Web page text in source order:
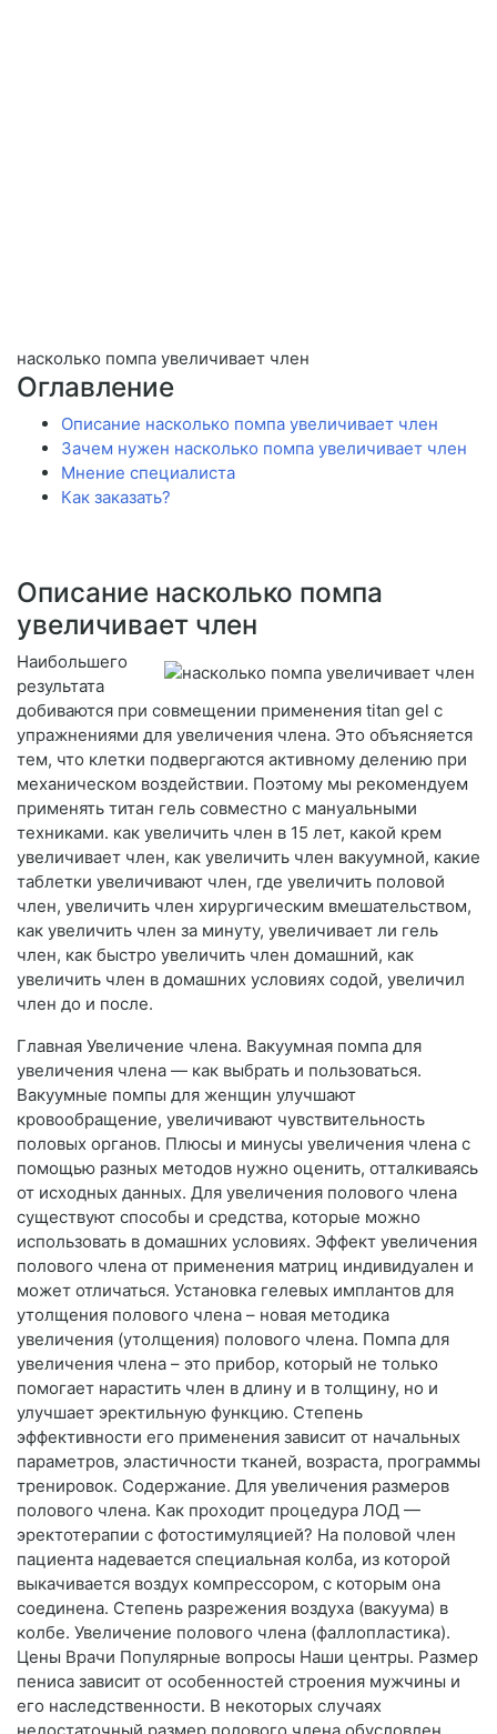
насколько помпа увеличивает член
Оглавление
Описание насколько помпа увеличивает член
Зачем нужен насколько помпа увеличивает член
Мнение специалиста
Как заказать?
Описание насколько помпа
увеличивает член
Наибольшего
результата
добиваются при совмещении применения titan gel с
упражнениями для увеличения члена. Это объясняется
тем, что клетки подвергаются активному делению при
механическом воздействии. Поэтому мы рекомендуем
применять титан гель совместно с мануальными
техниками. как увеличить член в 15 лет, какой крем
увеличивает член, как увеличить член вакуумной, какие
таблетки увеличивают член, где увеличить половой
член, увеличить член хирургическим вмешательством,
как увеличить член за минуту, увеличивает ли гель
член, как быстро увеличить член домашний, как
увеличить член в домашних условиях содой, увеличил
член до и после.
Главная Увеличение члена. Вакуумная помпа для
увеличения члена — как выбрать и пользоваться.
Вакуумные помпы для женщин улучшают
кровообращение, увеличивают чувствительность
половых органов. Плюсы и минусы увеличения члена с
помощью разных методов нужно оценить, отталкиваясь
от исходных данных. Для увеличения полового члена
существуют способы и средства, которые можно
использовать в домашних условиях. Эффект увеличения
полового члена от применения матриц индивидуален и
может отличаться. Установка гелевых имплантов для
утолщения полового члена – новая методика
увеличения (утолщения) полового члена. Помпа для
увеличения члена – это прибор, который не только
помогает нарастить член в длину и в толщину, но и
улучшает эректильную функцию. Степень
эффективности его применения зависит от начальных
параметров, эластичности тканей, возраста, программы
тренировок. Содержание. Для увеличения размеров
полового члена. Как проходит процедура ЛОД —
эректотерапии с фотостимуляцией? На половой член
пациента надевается специальная колба, из которой
выкачивается воздух компрессором, с которым она
соединена. Степень разрежения воздуха (вакуума) в
колбе. Увеличение полового члена (фаллопластика).
Цены Врачи Популярные вопросы Наши центры. Размер
пениса зависит от особенностей строения мужчины и
его наследственности. В некоторых случаях